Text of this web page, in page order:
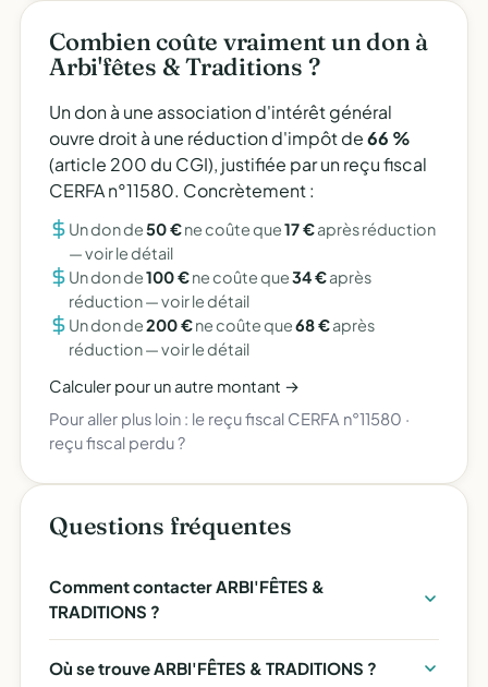
Combien coûte vraiment un don à
Arbi'fêtes & Traditions ?
Un don à une association d'intérêt général
ouvre droit à une réduction d'impôt de66 %
(article 200 du CGI), justifiée par un reçu fiscal
CERFA n°11580. Concrètement :
Un don de50 €ne coûte que17 €après réduction
—voir le détail
Un don de100 €ne coûte que34 €après
réduction —voir le détail
Un don de200 €ne coûte que68 €après
réduction —voir le détail
Calculer pour un autre montant →
Pour aller plus loin : le reçu fiscal CERFA n°11580 ·
reçu fiscal perdu ?
Questions fréquentes
Comment contacter ARBI'FÊTES &
TRADITIONS ?
Où se trouve ARBI'FÊTES & TRADITIONS ?